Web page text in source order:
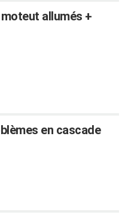
allumés +
en cascade